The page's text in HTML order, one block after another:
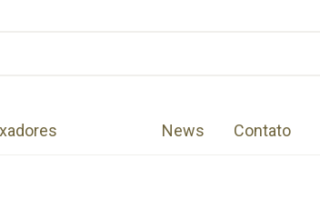
News Contato